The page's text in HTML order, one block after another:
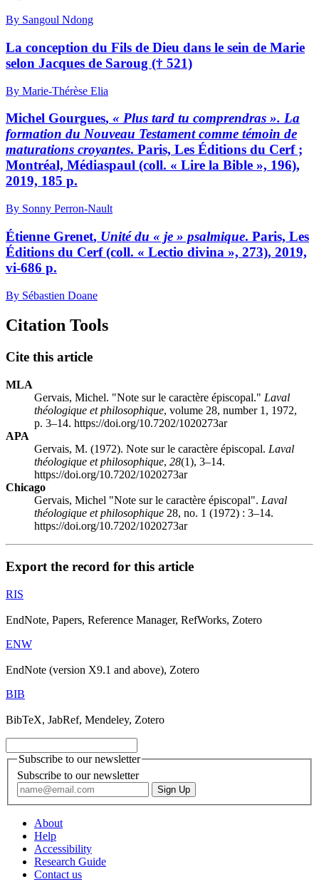
By Sangoul Ndong
La conception du Fils de Dieu dans le sein de Marie
selon Jacques de Saroug († 521)
By Marie-Thérèse Elia
Michel Gourgues, « Plus tard tu comprendras ». La
formation du Nouveau Testament comme témoin de
maturations croyantes. Paris, Les Éditions du Cerf ;
Montréal, Médiaspaul (coll. « Lire la Bible », 196),
2019, 185 p.
By Sonny Perron-Nault
Étienne Grenet, Unité du « je » psalmique. Paris, Les
Éditions du Cerf (coll. « Lectio divina », 273), 2019,
vi-686 p.
By Sébastien Doane
Citation Tools
Cite this article
MLA
Gervais, Michel. "Note sur le caractère épiscopal." Laval
théologique et philosophique, volume 28, number 1, 1972,
p. 3–14. https://doi.org/10.7202/1020273ar
APA
Gervais, M. (1972). Note sur le caractère épiscopal. Laval
théologique et philosophique, 28(1), 3–14.
https://doi.org/10.7202/1020273ar
Chicago
Gervais, Michel "Note sur le caractère épiscopal". Laval
théologique et philosophique 28, no. 1 (1972) : 3–14.
https://doi.org/10.7202/1020273ar
Export the record for this article
RIS
EndNote, Papers, Reference Manager, RefWorks, Zotero
ENW
EndNote (version X9.1 and above), Zotero
BIB
BibTeX, JabRef, Mendeley, Zotero
Subscribe to our newsletter
Subscribe to our newsletter
About
Help
Accessibility
Research Guide
Contact us